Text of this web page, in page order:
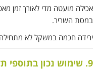
אכילה מועטה מדי לאורך זמן
במסת השריר.
ירידה חכמה במשקל לא
9. שימוש נכון בתוספי תזונה